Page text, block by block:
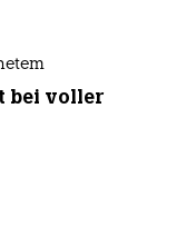
bei voller